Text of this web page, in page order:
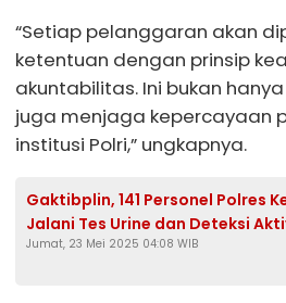
“Setiap pelanggaran akan
ketentuan dengan prinsip
akuntabilitas. Ini bukan
juga menjaga kepercayaan
institusi Polri,” ungkapnya.
Gaktibplin, 141 Personel Polres
Jalani Tes Urine dan Deteksi
Daring
Jumat, 23 Mei 2025 04:08 WIB